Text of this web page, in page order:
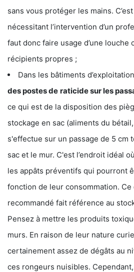
sans vous protéger les mains.
nécessitant l’intervention d’un
faut donc faire usage d’une louche
récipients propres ;
Dans les bâtiments
des postes de raticide sur les
ce qui est de la disposition des
stockage en sac (aliments du
s'effectue sur un passage de 5 cm
sac et le mur. C'est l’endroit idéal
les appâts préventifs qui pourront
fonction de leur consommation. Ce
recommandé fait référence au
Pensez à mettre les produits
murs. En raison de leur nature
certainement assez de dégâts au
ces rongeurs nuisibles.